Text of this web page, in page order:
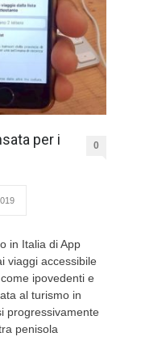
per i
0
in Italia di App
viaggi accessibile
ipovedenti e
al turismo in
progressivamente
penisola